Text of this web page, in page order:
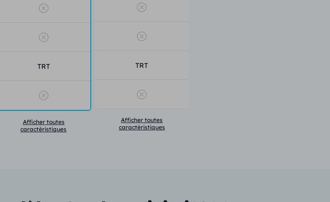
TRT
Afficher toutes
caractéristiques
TRT
Afficher toutes
caractéristiques